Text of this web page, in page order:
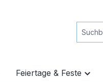
Feiertage & Feste